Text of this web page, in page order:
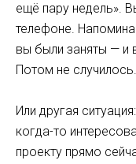
ещё пару недель».
телефоне.
вы были заняты — и
Потом не
Или другая
когда-то
проекту прямо